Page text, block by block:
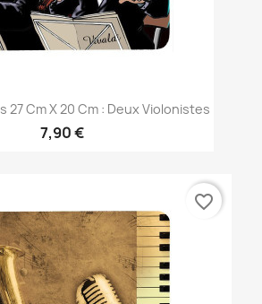
27 Cm X 20 Cm : Deux Violonistes
7,90 €
favorite_border